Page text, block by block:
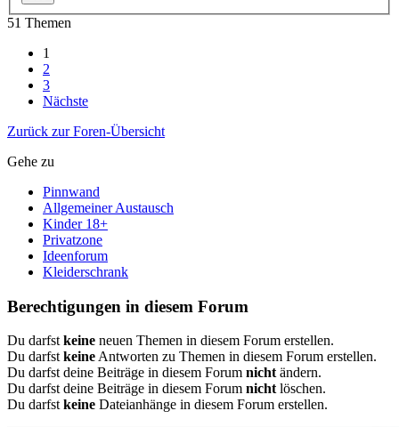
51 Themen
1
2
3
Nächste
Zurück zur Foren-Übersicht
Gehe zu
Pinnwand
Allgemeiner Austausch
Kinder 18+
Privatzone
Ideenforum
Kleiderschrank
Berechtigungen in diesem Forum
Du darfstkeine neuen Themen in diesem Forum erstellen.
Du darfstkeineAntworten zu Themen in diesem Forum erstellen.
Du darfst deine Beiträge in diesem Forum nichtändern.
Du darfst deine Beiträge in diesem Forum nichtlöschen.
Du darfstkeine Dateianhänge in diesem Forum erstellen.